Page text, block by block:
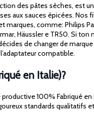
des pâtes sèches, est
aux sauces épicées.
comme: Philips
Häussler e TR50. Si
de changer de
compatible.
en Italie)?
100% Fabriqué
standards qualitatifs